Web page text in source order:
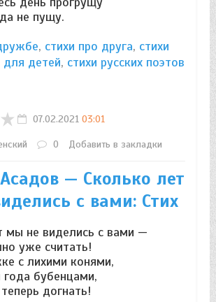
не пущу.
, стихи про друга, стихи
детей, стихи русских поэтов
07.02.2021 03:01
0 Добавить в закладки
— Сколько лет
с вами: Стих
мы не виделись с вами —
уже считать!
с лихими конями,
года бубенцами,
догнать!